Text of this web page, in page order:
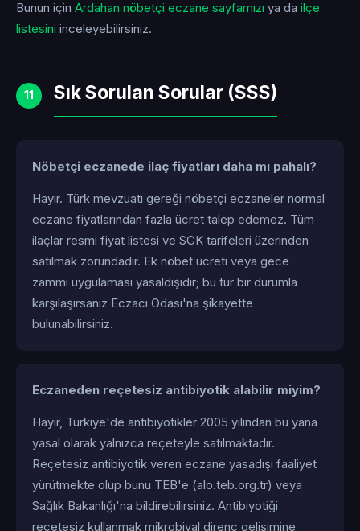
Bunun için Ardahan nöbetçi eczane sayfamızı ya da ilçe
listesini inceleyebilirsiniz.
11 Sık Sorulan Sorular (SSS)
Nöbetçi eczanede ilaç fiyatları daha mı pahalı?
Hayır. Türk mevzuatı gereği nöbetçi eczaneler normal
eczane fiyatlarından fazla ücret talep edemez. Tüm
ilaçlar resmi fiyat listesi ve SGK tarifeleri üzerinden
satılmak zorundadır. Ek nöbet ücreti veya gece
zammı uygulaması yasaldışıdır; bu tür bir durumla
karşılaşırsanız Eczacı Odası'na şikayette
bulunabilirsiniz.
Eczaneden reçetesiz antibiyotik alabilir miyim?
Hayır, Türkiye'de antibiyotikler 2005 yılından bu yana
yasal olarak yalnızca reçeteyle satılmaktadır.
Reçetesiz antibiyotik veren eczane yasadışı faaliyet
yürütmekte olup bunu TEB'e (alo.teb.org.tr) veya
Sağlık Bakanlığı'na bildirebilirsiniz. Antibiyotiği
reçetesiz kullanmak mikrobiyal direnç gelişimine